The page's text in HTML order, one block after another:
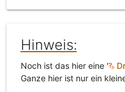
Hinweis:
Noch ist das hier eine '
Ganze hier ist nur ein